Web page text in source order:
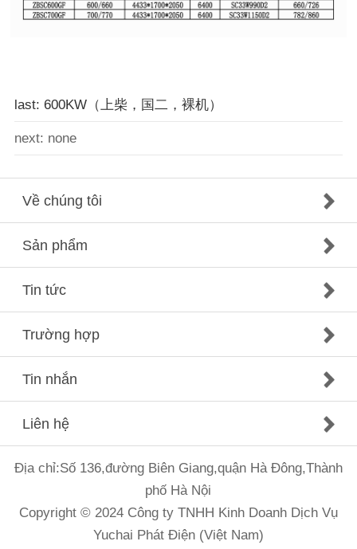
last: 600KW（上柴，国二，裸机）
next: none
Về chúng tôi
Sản phẩm
Tin tức
Trường hợp
Tin nhắn
Liên hệ
Địa chỉ:Số 136,đường Biên Giang,quận Hà Đông,Thành
phố Hà Nội
Copyright © 2024 Công ty TNHH Kinh Doanh Dịch Vụ
Yuchai Phát Điện (Việt Nam)